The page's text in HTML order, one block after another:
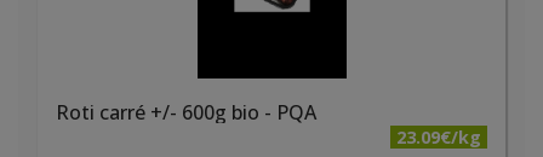
Roti carré +/- 600g bio - PQA
23.09€/kg